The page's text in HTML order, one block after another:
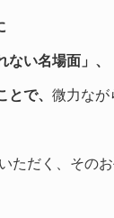
い名場面」
とで、 微力なが
ただく、その